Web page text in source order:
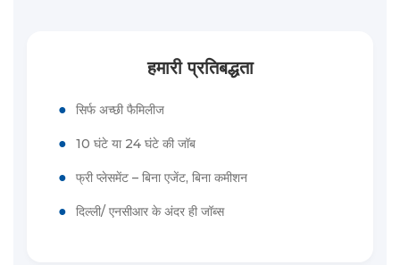
हमारी प्रतिबद्धता
● सिर्फ अच्छी फैमिलीज
● 10 घंटे या 24 घंटे की जॉब
● फ्री प्लेसमेंट – बिना एजेंट, बिना कमीशन
● दिल्ली/ एनसीआर के अंदर ही जॉब्स